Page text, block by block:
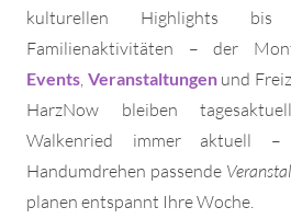
kulturellen Highlights
Familienaktivitäten – der
Events Veranstaltungenund
HarzNow bleiben
Walkenried immer aktuell
Handumdrehen passende
planen entspannt Ihre Woche.